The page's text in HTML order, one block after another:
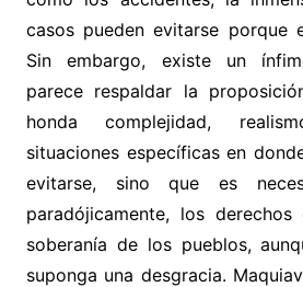
casos pueden evitarse porque
Sin embargo, existe un
parece respaldar la
honda complejidad,
situaciones específicas en
evitarse, sino que es
paradójicamente, los
soberanía de los pueblos,
suponga una desgracia.